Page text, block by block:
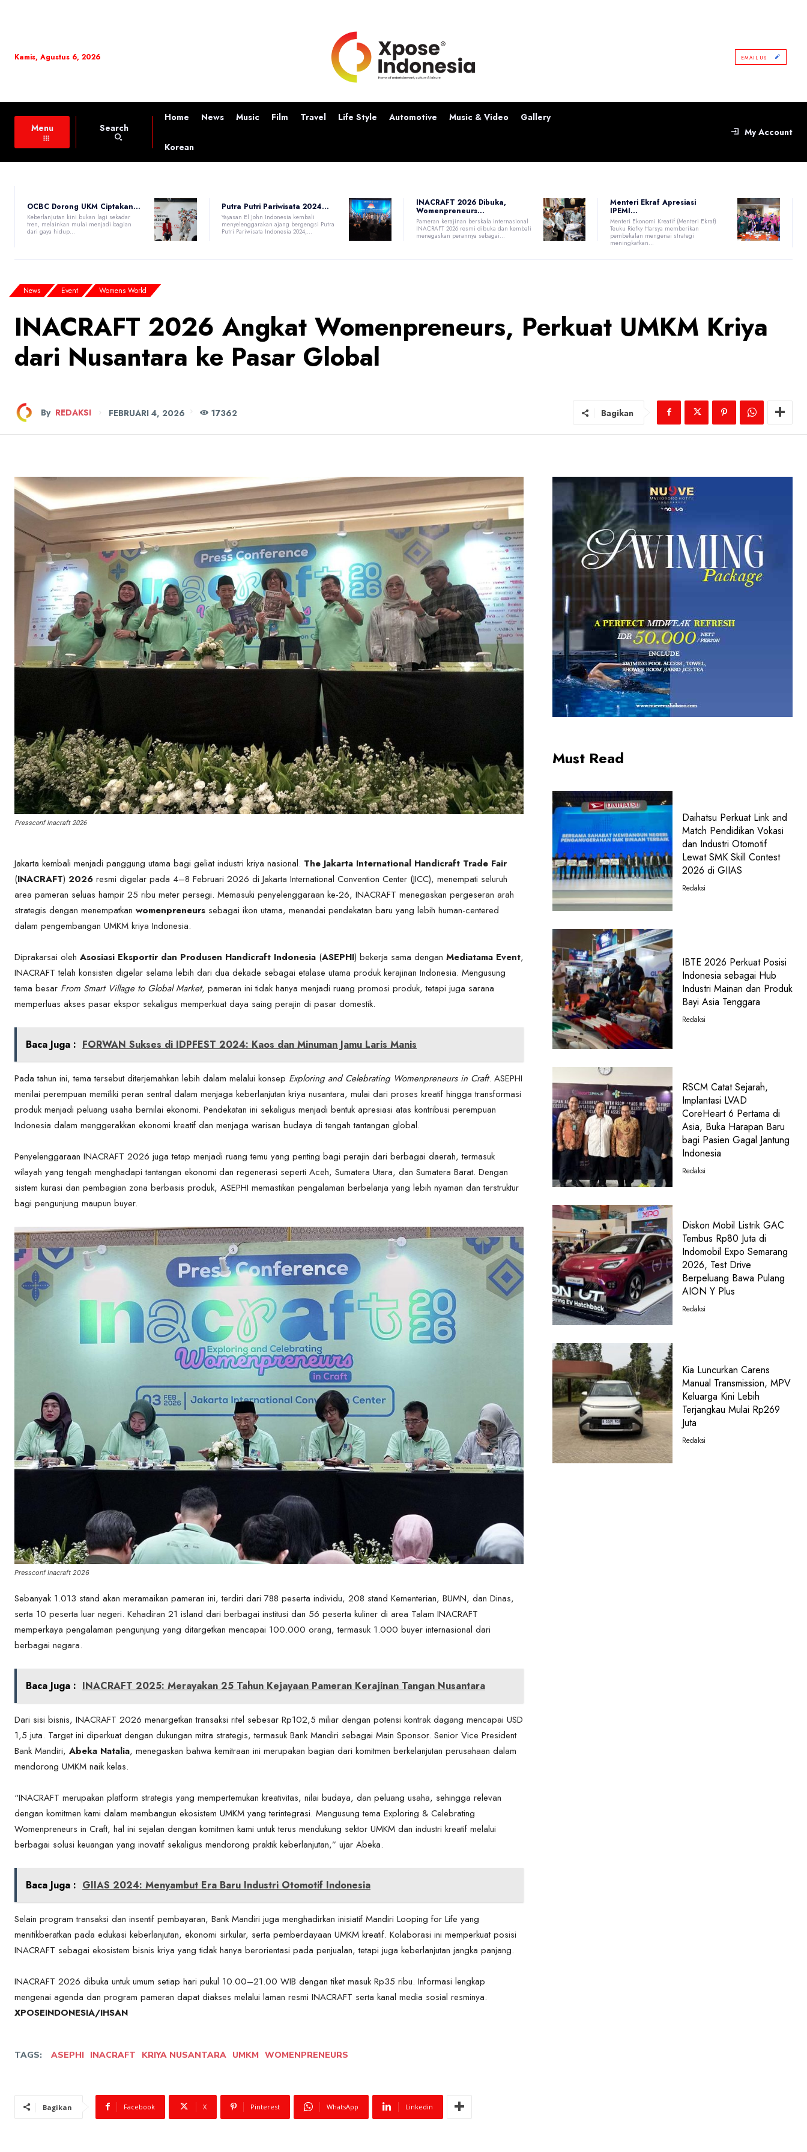
Kamis, Agustus 6, 2026 EMAIL US
Menu Search
Home News Music Film Travel Life Style Automotive Music & Video Gallery
Korean
My Account
OCBC Dorong UKM Ciptakan...
Keberlanjutan kini bukan lagi sekadar
tren, melainkan mulai menjadi bagian
dari gaya hidup...
Putra Putri Pariwisata 2024...
Yayasan El John Indonesia kembali
menyelenggarakan ajang bergengsi Putra
Putri Pariwisata Indonesia 2024,...
INACRAFT 2026 Dibuka,
Womenpreneurs...
Pameran kerajinan berskala internasional
INACRAFT 2026 resmi dibuka dan kembali
menegaskan perannya sebagai...
Menteri Ekraf Apresiasi
IPEMI...
Menteri Ekonomi Kreatif (Menteri Ekraf)
Teuku Riefky Harsya memberikan
pembekalan mengenai strategi
meningkatkan...
News Event Womens World
INACRAFT 2026 Angkat Womenpreneurs, Perkuat UMKM Kriya
dari Nusantara ke Pasar Global
By REDAKSI FEBRUARI 4, 2026 17362 Bagikan
Pressconf Inacraft 2026
Jakarta kembali menjadi panggung utama bagi geliat industri kriya nasional. The Jakarta International Handicraft Trade Fair
(INACRAFT) 2026 resmi digelar pada 4–8 Februari 2026 di Jakarta International Convention Center (JICC), menempati seluruh
area pameran seluas hampir 25 ribu meter persegi. Memasuki penyelenggaraan ke-26, INACRAFT menegaskan pergeseran arah
strategis dengan menempatkan womenpreneurs sebagai ikon utama, menandai pendekatan baru yang lebih human-centered
dalam pengembangan UMKM kriya Indonesia.
Diprakarsai oleh Asosiasi Eksportir dan Produsen Handicraft Indonesia (ASEPHI) bekerja sama dengan Mediatama Event,
INACRAFT telah konsisten digelar selama lebih dari dua dekade sebagai etalase utama produk kerajinan Indonesia. Mengusung
tema besar From Smart Village to Global Market, pameran ini tidak hanya menjadi ruang promosi produk, tetapi juga sarana
memperluas akses pasar ekspor sekaligus memperkuat daya saing perajin di pasar domestik.
Baca Juga : FORWAN Sukses di IDPFEST 2024: Kaos dan Minuman Jamu Laris Manis
Pada tahun ini, tema tersebut diterjemahkan lebih dalam melalui konsep Exploring and Celebrating Womenpreneurs in Craft. ASEPHI
menilai perempuan memiliki peran sentral dalam menjaga keberlanjutan kriya nusantara, mulai dari proses kreatif hingga transformasi
produk menjadi peluang usaha bernilai ekonomi. Pendekatan ini sekaligus menjadi bentuk apresiasi atas kontribusi perempuan
Indonesia dalam menggerakkan ekonomi kreatif dan menjaga warisan budaya di tengah tantangan global.
Penyelenggaraan INACRAFT 2026 juga tetap menjadi ruang temu yang penting bagi perajin dari berbagai daerah, termasuk
wilayah yang tengah menghadapi tantangan ekonomi dan regenerasi seperti Aceh, Sumatera Utara, dan Sumatera Barat. Dengan
sistem kurasi dan pembagian zona berbasis produk, ASEPHI memastikan pengalaman berbelanja yang lebih nyaman dan terstruktur
bagi pengunjung maupun buyer.
Pressconf Inacraft 2026
Sebanyak 1.013 stand akan meramaikan pameran ini, terdiri dari 788 peserta individu, 208 stand Kementerian, BUMN, dan Dinas,
serta 10 peserta luar negeri. Kehadiran 21 island dari berbagai institusi dan 56 peserta kuliner di area Talam INACRAFT
memperkaya pengalaman pengunjung yang ditargetkan mencapai 100.000 orang, termasuk 1.000 buyer internasional dari
berbagai negara.
Baca Juga : INACRAFT 2025: Merayakan 25 Tahun Kejayaan Pameran Kerajinan Tangan Nusantara
Dari sisi bisnis, INACRAFT 2026 menargetkan transaksi ritel sebesar Rp102,5 miliar dengan potensi kontrak dagang mencapai USD
1,5 juta. Target ini diperkuat dengan dukungan mitra strategis, termasuk Bank Mandiri sebagai Main Sponsor. Senior Vice President
Bank Mandiri, Abeka Natalia, menegaskan bahwa kemitraan ini merupakan bagian dari komitmen berkelanjutan perusahaan dalam
mendorong UMKM naik kelas.
“INACRAFT merupakan platform strategis yang mempertemukan kreativitas, nilai budaya, dan peluang usaha, sehingga relevan
dengan komitmen kami dalam membangun ekosistem UMKM yang terintegrasi. Mengusung tema Exploring & Celebrating
Womenpreneurs in Craft, hal ini sejalan dengan komitmen kami untuk terus mendukung sektor UMKM dan industri kreatif melalui
berbagai solusi keuangan yang inovatif sekaligus mendorong praktik keberlanjutan,” ujar Abeka.
Baca Juga : GIIAS 2024: Menyambut Era Baru Industri Otomotif Indonesia
Selain program transaksi dan insentif pembayaran, Bank Mandiri juga menghadirkan inisiatif Mandiri Looping for Life yang
menitikberatkan pada edukasi keberlanjutan, ekonomi sirkular, serta pemberdayaan UMKM kreatif. Kolaborasi ini memperkuat posisi
INACRAFT sebagai ekosistem bisnis kriya yang tidak hanya berorientasi pada penjualan, tetapi juga keberlanjutan jangka panjang.
INACRAFT 2026 dibuka untuk umum setiap hari pukul 10.00–21.00 WIB dengan tiket masuk Rp35 ribu. Informasi lengkap
mengenai agenda dan program pameran dapat diakses melalui laman resmi INACRAFT serta kanal media sosial resminya.
XPOSEINDONESIA/IHSAN
TAGS: ASEPHI INACRAFT KRIYA NUSANTARA UMKM WOMENPRENEURS
Bagikan Facebook X Pinterest WhatsApp Linkedin
Must Read
Daihatsu Perkuat Link and
Match Pendidikan Vokasi
dan Industri Otomotif
Lewat SMK Skill Contest
2026 di GIIAS
Redaksi
IBTE 2026 Perkuat Posisi
Indonesia sebagai Hub
Industri Mainan dan Produk
Bayi Asia Tenggara
Redaksi
RSCM Catat Sejarah,
Implantasi LVAD
CoreHeart 6 Pertama di
Asia, Buka Harapan Baru
bagi Pasien Gagal Jantung
Indonesia
Redaksi
Diskon Mobil Listrik GAC
Tembus Rp80 Juta di
Indomobil Expo Semarang
2026, Test Drive
Berpeluang Bawa Pulang
AION Y Plus
Redaksi
Kia Luncurkan Carens
Manual Transmission, MPV
Keluarga Kini Lebih
Terjangkau Mulai Rp269
Juta
Redaksi